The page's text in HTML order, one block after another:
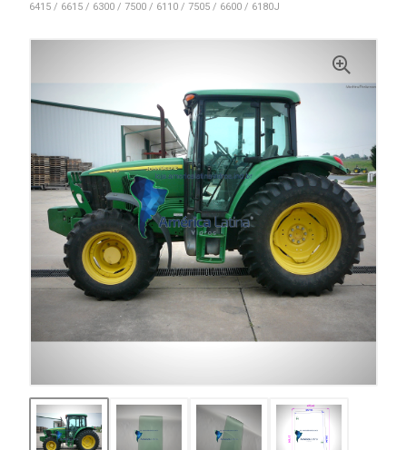
6415 / 6615 / 6300 / 7500 / 6110 / 7505 / 6600 / 6180J